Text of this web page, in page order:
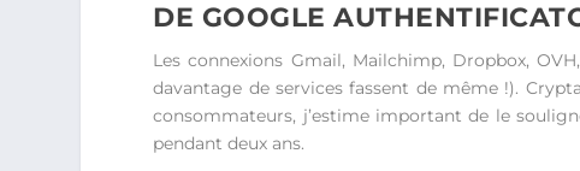
DE GOOGLE
Les connexions Gmail, Mailchimp, Dropbox,
davantage de services fassent de même !).
consommateurs, j’estime important de le
pendant deux ans.